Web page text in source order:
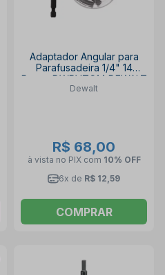
Adaptador Angular para
Parafusadeira 1/4" 14
Peças DWPVTC14 DEWALT
Dewalt
R$ 68,00
à vista no PIX com 10% OFF
6x de R$ 12,59
COMPRAR